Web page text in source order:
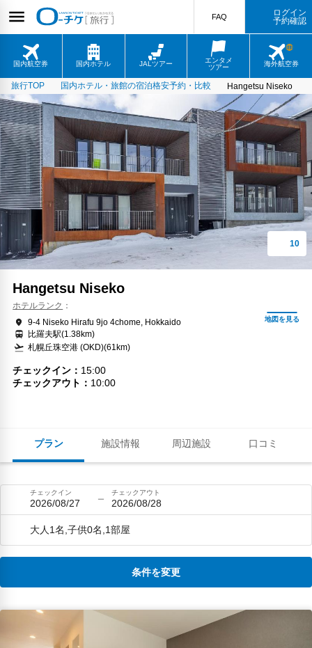
国内航空券 国内ホテル JALツアー
エンタメ
ツアー
海外航空券
FAQ
ログイン
予約確認
旅行TOP 国内ホテル・旅館の宿泊格安予約・比較 Hangetsu Niseko
プラン 施設情報 周辺施設 口コミ
Hangetsu Niseko
ホテルランク
9-4 Niseko Hirafu 9jo 4chome, Hokkaido
比羅夫駅(1.38km)
札幌丘珠空港 (OKD)(61km)
チェックイン
15:00
チェックアウト
10:00
チェックイン
2026/08/27
チェックアウト
2026/08/28
大人1名,子供0名,1部屋
条件を変更